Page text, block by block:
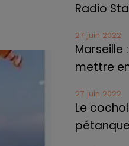
Radio
27 juin 2022
mettre
27 juin 2022
Le